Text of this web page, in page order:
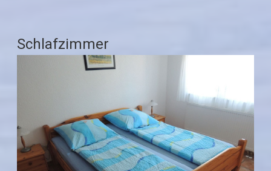
Schlafzimmer